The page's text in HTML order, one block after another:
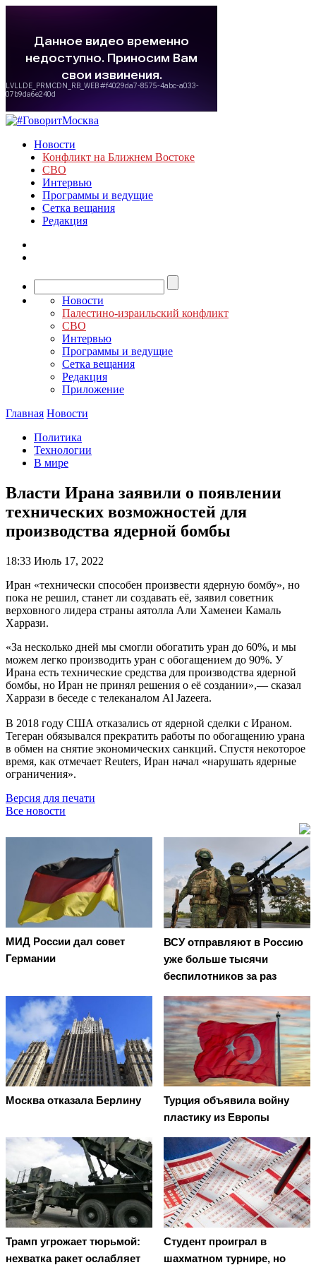
Новости
Конфликт на Ближнем Востоке
СВО
Интервью
Программы и ведущие
Сетка вещания
Редакция
Новости
Палестино-израильский конфликт
СВО
Интервью
Программы и ведущие
Сетка вещания
Редакция
Приложение
Главная Новости
Политика
Технологии
В мире
Власти Ирана заявили о появлении
технических возможностей для
производства ядерной бомбы
18:33 Июль 17, 2022
Иран «технически способен произвести ядерную бомбу», но
пока не решил, станет ли создавать её, заявил советник
верховного лидера страны аятолла Али Хаменеи Камаль
Харрази.
«За несколько дней мы смогли обогатить уран до 60%, и мы
можем легко производить уран с обогащением до 90%. У
Ирана есть технические средства для производства ядерной
бомбы, но Иран не принял решения о её создании»,— сказал
Харрази в беседе с телеканалом Al Jazeera.
В 2018 году США отказались от ядерной сделки с Ираном.
Тегеран обязывался прекратить работы по обогащению урана
в обмен на снятие экономических санкций. Спустя некоторое
время, как отмечает Reuters, Иран начал «нарушать ядерные
ограничения».
Версия для печати
Все новости
МИД России дал совет
Германии
ВСУ отправляют в Россию
уже больше тысячи
беспилотников за раз
Москва отказала Берлину
Турция объявила войну
пластику из Европы
Трамп угрожает тюрьмой:
нехватка ракет ослабляет
Студент проиграл в
шахматном турнире, но